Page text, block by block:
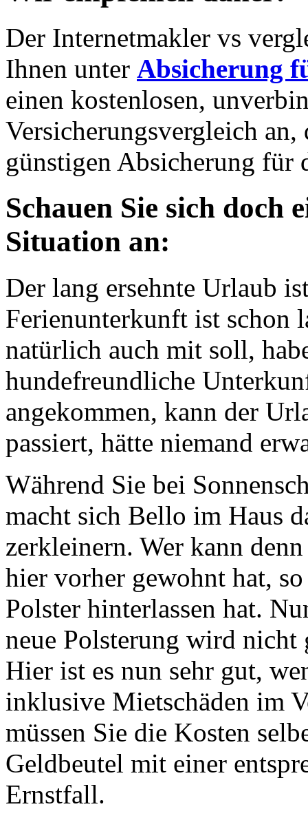
Der Internetmakler vs
Ihnen unter Absicherung
einen kostenlosen,
Versicherungsvergleich
günstigen Absicherung für
Schauen Sie sich doch
Situation an:
Der lang ersehnte Urlaub
Ferienunterkunft ist schon
natürlich auch mit soll,
hundefreundliche
angekommen, kann der
passiert, hätte niemand
Während Sie bei
macht sich Bello im Haus
zerkleinern. Wer kann
hier vorher gewohnt hat,
Polster hinterlassen hat.
neue Polsterung wird nicht
Hier ist es nun sehr gut,
inklusive Mietschäden im
müssen Sie die Kosten
Geldbeutel mit einer
Ernstfall.